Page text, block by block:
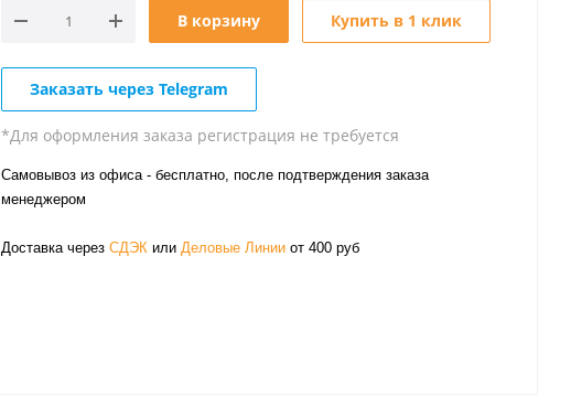
В корзину Купить в 1 клик
Заказать через Telegram
*Для оформления заказа регистрация не требуется
Самовывоз из офиса - бесплатно, после подтверждения заказа
менеджером
Доставка через СДЭК или Деловые Линии от 400 руб